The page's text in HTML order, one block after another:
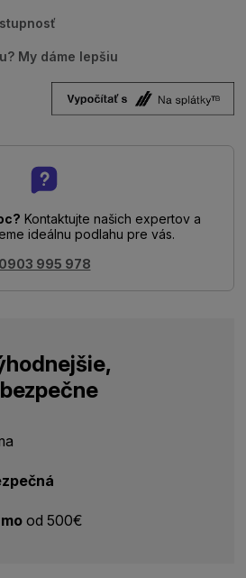
My dáme lepšiu
Kontaktujte našich expertov a
ideálnu podlahu pre vás.
0903 995 978
od 500€